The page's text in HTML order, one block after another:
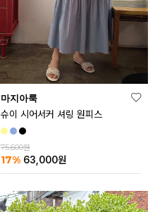
마지아룩
슈이 시어서커 셔링 원피스
75,600원
17% 63,000원